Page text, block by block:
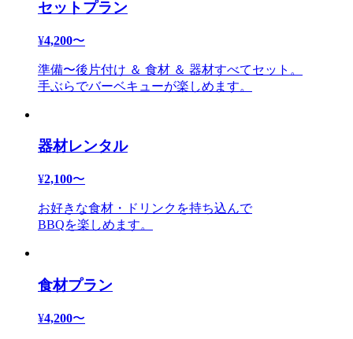
セットプラン
¥4,200〜
準備〜後片付け ＆ 食材 ＆ 器材すべてセット。
手ぶらでバーベキューが楽しめます。
器材レンタル
¥2,100〜
お好きな食材・ドリンクを持ち込んで
BBQを楽しめます。
食材プラン
¥4,200〜